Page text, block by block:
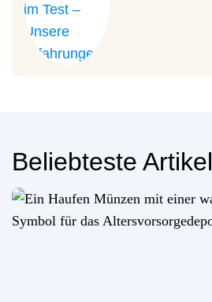
Beliebteste Artikel